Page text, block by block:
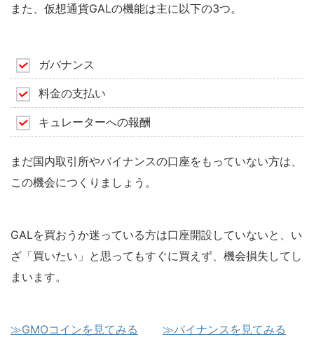
また、仮想通貨GALの機能は主に以下の3つ。
ガバナンス
料金の支払い
キュレーターへの報酬
まだ国内取引所やバイナンスの口座をもっていない方は、
この機会につくりましょう。
GALを買おうか迷っている方は口座開設していないと、い
ざ「買いたい」と思ってもすぐに買えず、機会損失してし
まいます。
≫GMOコインを見てみる ≫バイナンスを見てみる